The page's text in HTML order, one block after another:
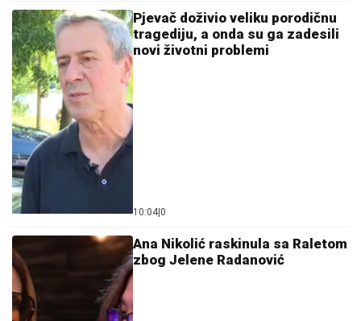
Pjevač doživio veliku porodičnu
tragediju, a onda su ga zadesili
novi životni problemi
10:04 0
Ana Nikolić raskinula sa Raletom
zbog Jelene Radanović